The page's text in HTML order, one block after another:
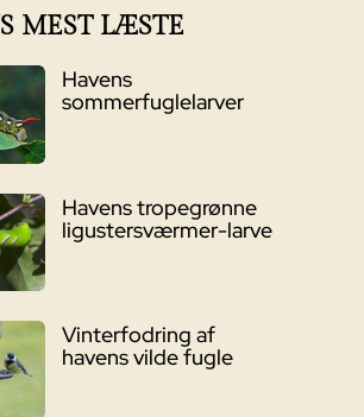
MEST LÆSTE
Havens
sommerfuglelarver
Havens tropegrønne
ligustersværmer-larve
Vinterfodring af
havens vilde fugle